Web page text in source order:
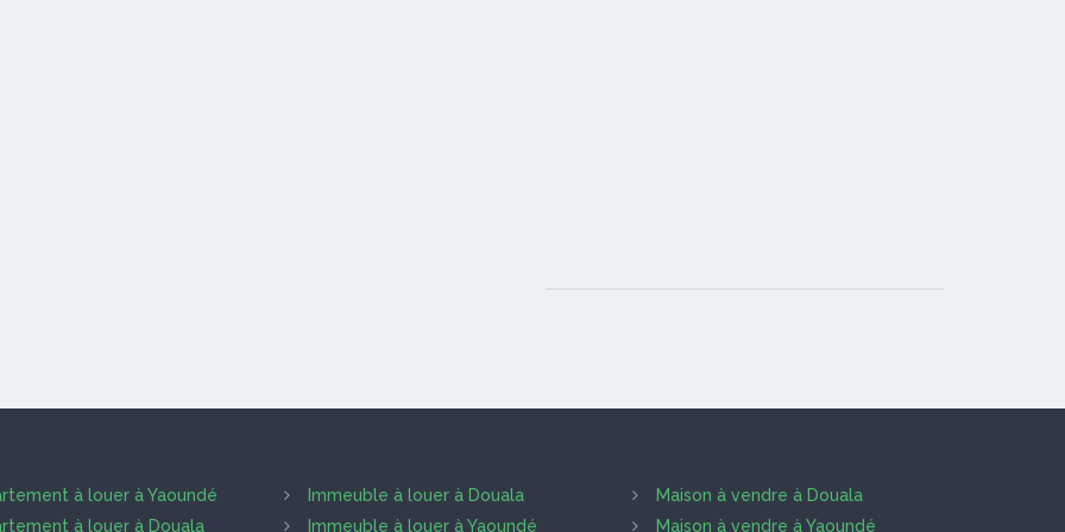
à louer à Yaoundé
à louer à Douala
Immeuble à louer à Douala
Immeuble à louer à Yaoundé
Maison à vendre à Douala
Maison à vendre à Yaoundé